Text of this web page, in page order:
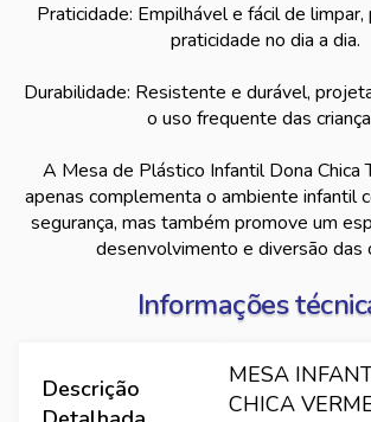
Praticidade: Empilhável e fácil de limpar,
praticidade no dia a dia.
Durabilidade: Resistente e durável,
o uso frequente das
A Mesa de Plástico Infantil Dona Chica
apenas complementa o ambiente infantil
segurança, mas também promove um
desenvolvimento e diversão das
Informações
Descrição
MESA
CHICA